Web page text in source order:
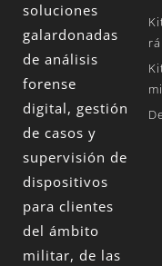
soluciones
galardonadas
de análisis
forense
digital, gestión
de casos y
supervisión de
dispositivos
para clientes
del ámbito
militar, de las